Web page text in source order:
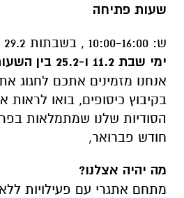
שעות פתיחה
ש: 10:00-16:00 , בשבתות 29.2
ימי שבת 11.2 ו-25.2 בין השעות 10:00-16:00
אנחנו מזמינים אתכם לחגוג
בקיבוץ כיסופים, בואו לראות
הסודיות שלנו שמתמלאות
חודש פברואר,
מה יהיה אצלנו?
מתחם אתגרי עם פעילויות